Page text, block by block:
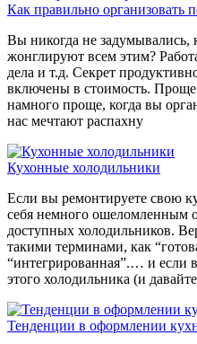
Как правильно организовать
Вы никогда не задумывались,
жонглируют всем этим?
дела и т.д. Секрет
включены в стоимость. Проще
намного проще, когда вы
нас мечтают распахну
Кухонные холодильники
Если вы ремонтируете свою
себя немного ошеломленным
доступных холодильников.
такими терминами, как
“интегрированная”.… и если
этого холодильника (и
Тенденции в оформлении